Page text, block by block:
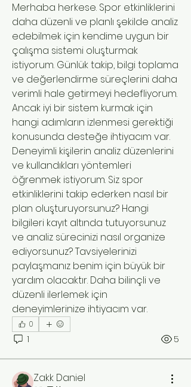
Merhaba herkese. Spor etkinliklerini
daha düzenli ve planlı şekilde analiz
edebilmek için kendime uygun bir
çalışma sistemi oluşturmak
istiyorum. Günlük takip, bilgi toplama
ve değerlendirme süreçlerini daha
verimli hale getirmeyi hedefliyorum.
Ancak iyi bir sistem kurmak için
hangi adımların izlenmesi gerektiği
konusunda desteğe ihtiyacım var.
Deneyimli kişilerin analiz düzenlerini
ve kullandıkları yöntemleri
öğrenmek istiyorum. Siz spor
etkinliklerini takip ederken nasıl bir
plan oluşturuyorsunuz? Hangi
bilgileri kayıt altında tutuyorsunuz
ve analiz sürecinizi nasıl organize
ediyorsunuz? Tavsiyelerinizi
paylaşmanız benim için büyük bir
yardım olacaktır. Daha bilinçli ve
düzenli ilerlemek için
deneyimlerinize ihtiyacım var.
0
1 5
Zakk Daniel